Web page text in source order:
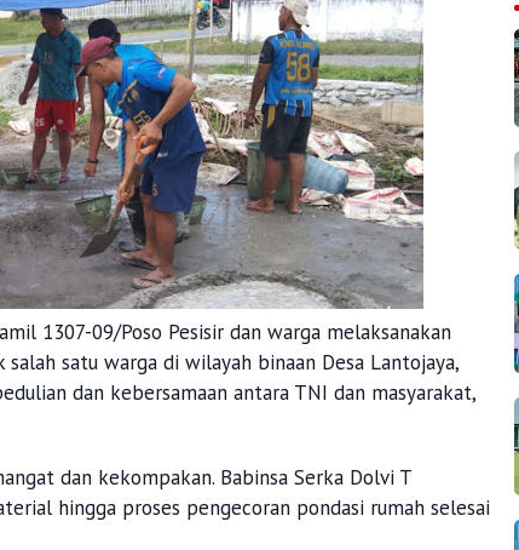
1307-09/Poso Pesisir dan warga melaksanakan
satu warga di wilayah binaan Desa Lantojaya,
dan kebersamaan antara TNI dan masyarakat,
dan kekompakan. Babinsa Serka Dolvi T
hingga proses pengecoran pondasi rumah selesai